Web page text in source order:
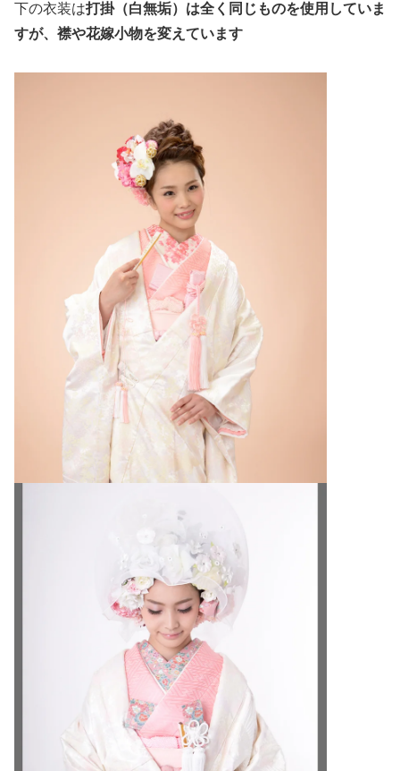
下の衣装は打掛（白無垢）は全く同じものを使用していま
すが、襟や花嫁小物を変えています